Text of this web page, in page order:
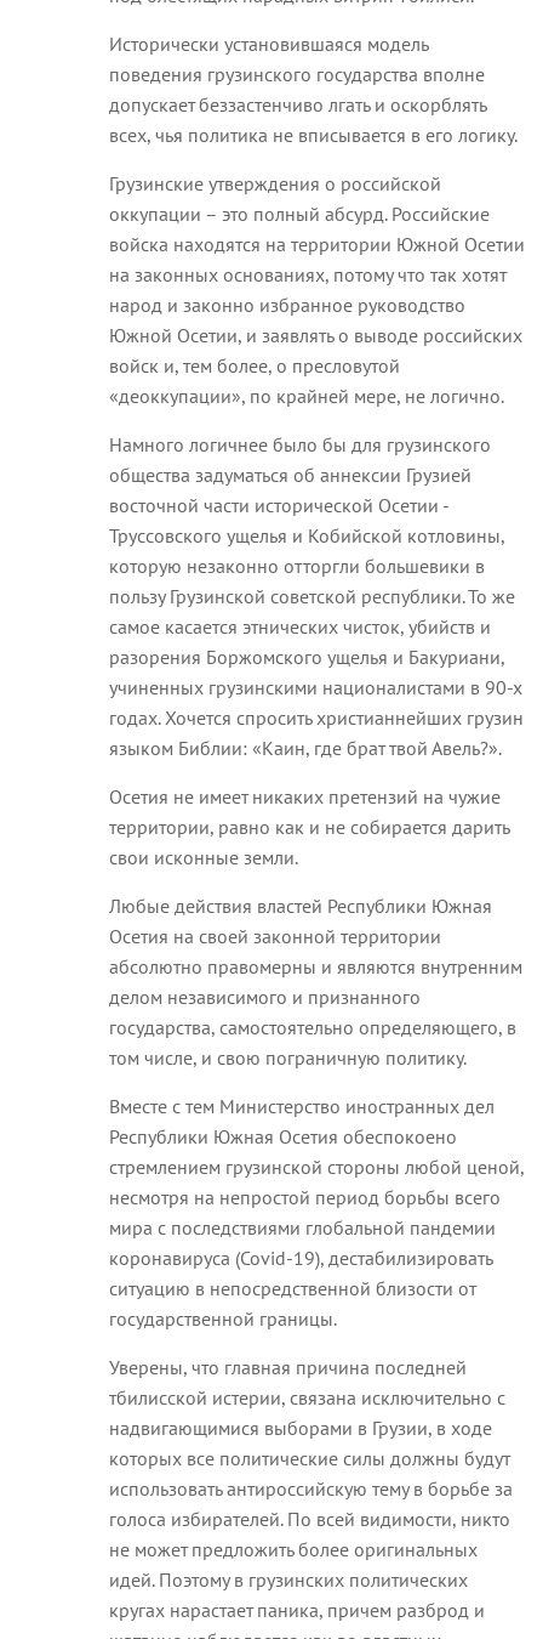
Исторически установившаяся модель
поведения грузинского государства вполне
допускает беззастенчиво лгать и оскорблять
всех, чья политика не вписывается в его логику.
Грузинские утверждения о российской
оккупации – это полный абсурд. Российские
войска находятся на территории Южной Осетии
на законных основаниях, потому что так хотят
народ и законно избранное руководство
Южной Осетии, и заявлять о выводе российских
войск и, тем более, о пресловутой
«деоккупации», по крайней мере, не логично.
Намного логичнее было бы для грузинского
общества задуматься об аннексии Грузией
восточной части исторической Осетии -
Труссовского ущелья и Кобийской котловины,
которую незаконно отторгли большевики в
пользу Грузинской советской республики. То же
самое касается этнических чисток, убийств и
разорения Боржомского ущелья и Бакуриани,
учиненных грузинскими националистами в 90-х
годах. Хочется спросить христианнейших грузин
языком Библии: «Каин, где брат твой Авель?».
Осетия не имеет никаких претензий на чужие
территории, равно как и не собирается дарить
свои исконные земли.
Любые действия властей Республики Южная
Осетия на своей законной территории
абсолютно правомерны и являются внутренним
делом независимого и признанного
государства, самостоятельно определяющего, в
том числе, и свою пограничную политику.
Вместе с тем Министерство иностранных дел
Республики Южная Осетия обеспокоено
стремлением грузинской стороны любой ценой,
несмотря на непростой период борьбы всего
мира с последствиями глобальной пандемии
коронавируса (Covid-19), дестабилизировать
ситуацию в непосредственной близости от
государственной границы.
Уверены, что главная причина последней
тбилисской истерии, связана исключительно с
надвигающимися выборами в Грузии, в ходе
которых все политические силы должны будут
использовать антироссийскую тему в борьбе за
голоса избирателей. По всей видимости, никто
не может предложить более оригинальных
идей. Поэтому в грузинских политических
кругах нарастает паника, причем разброд и